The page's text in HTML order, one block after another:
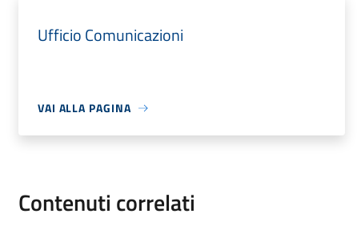
Ufficio Comunicazioni
VAI ALLA PAGINA
Contenuti correlati